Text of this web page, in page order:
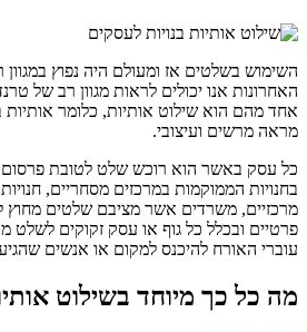
השימוש בשלטים אז ומעולם היה נפוץ
האחרונות אנו יכולים לראות מגוון רב של
אחד מהם הוא שילוט אותיות, כלומר אותיות
מראה מרשים ועיצובי.
כל עסק באשר הוא רוכש שלט לטובת
בחנויות הממוקמות במרכזים מסחריים, חנויות
מרכזיים, משרדים אשר מציבם שלטים מחוץ
פרטיים ובכלל כל גוף או עסק זקוקים לשלט
עוברי האורח להיכנס למקום או אנשים
מה כל כך מיוחד בשילוט